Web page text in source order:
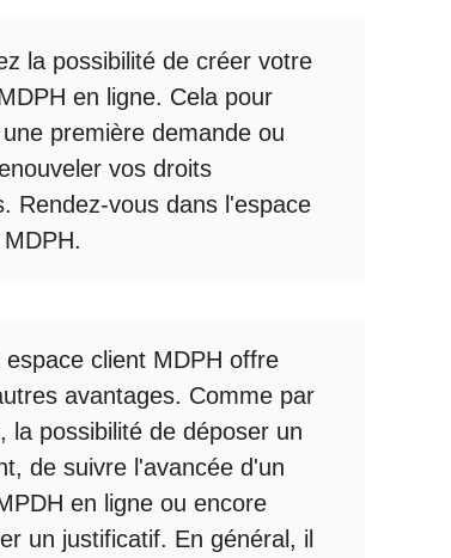
la possibilité de créer votre
en ligne. Cela pour
première demande ou
vos droits
Rendez-vous dans l'espace
.
espace client MDPH offre
avantages. Comme par
la possibilité de déposer un
de suivre l'avancée d'un
en ligne ou encore
un justificatif. En général, il